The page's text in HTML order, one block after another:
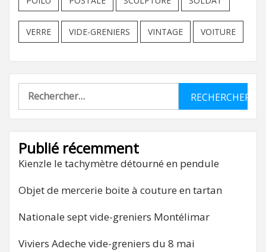
VERRE VIDE-GRENIERS VINTAGE VOITURE
Rechercher :
Publié récemment
Kienzle le tachymètre détourné en pendule
Objet de mercerie boite à couture en tartan
Nationale sept vide-greniers Montélimar
Viviers Adeche vide-greniers du 8 mai